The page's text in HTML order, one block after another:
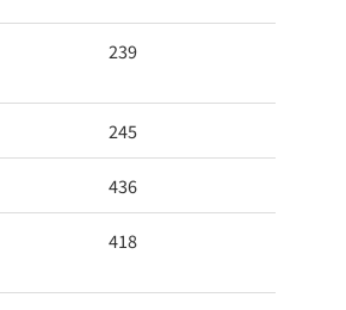
239
245
436
418